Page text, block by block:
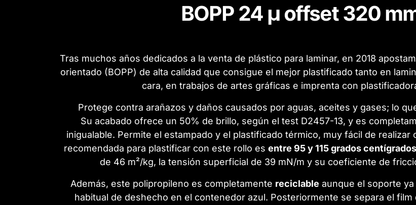
BOPP 24 µ offset 320
Tras muchos años dedicados a la venta de plástico para laminar, en 2018
orientado (BOPP) de alta calidad que consigue el mejor plastificado tanto en
cara, en trabajos de artes gráficas e imprenta con
Protege contra arañazos y daños causados por aguas, aceites y gases; lo
Su acabado ofrece un 50% de brillo, según el test D2457-13, y es
inigualable. Permite el estampado y el plastificado térmico, muy fácil de
recomendada para plastificar con este rollo es entre 95 y 115 grados centígrados
de 46 m²/kg, la tensión superficial de 39 mN/m y su coeficiente de
Además, este polipropileno es completamente reciclable aunque el soporte
habitual de deshecho en el contenedor azul. Posteriormente se separa el